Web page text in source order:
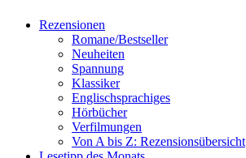
Rezensionen
Romane/Bestseller
Neuheiten
Spannung
Klassiker
Englischsprachiges
Hörbücher
Verfilmungen
Von A bis Z: Rezensionsübersicht